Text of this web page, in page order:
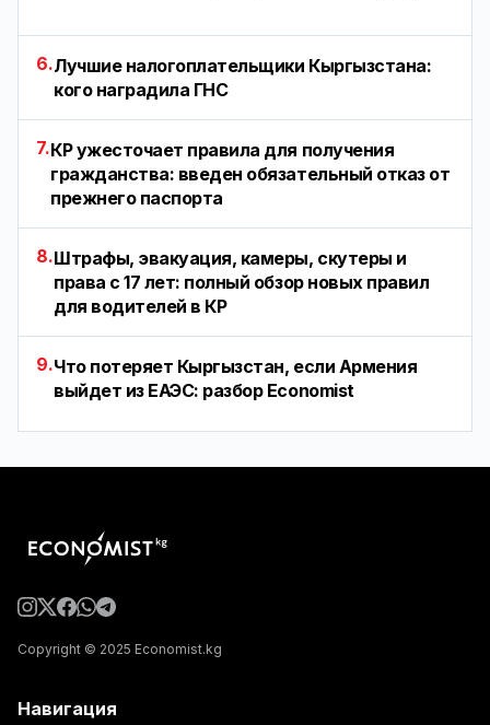
6.Лучшие налогоплательщики Кыргызстана:
кого наградила ГНС
7.КР ужесточает правила для получения
гражданства: введен обязательный отказ от
прежнего паспорта
8.Штрафы, эвакуация, камеры, скутеры и
права с 17 лет: полный обзор новых правил
для водителей в КР
9.Что потеряет Кыргызстан, если Армения
выйдет из ЕАЭС: разбор Economist
Copyright © 2025 Economist.kg
Навигация